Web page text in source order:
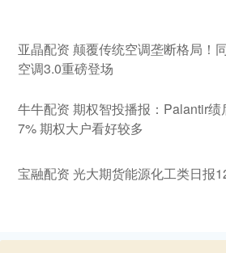
亚晶配资 颠覆传统空调垄断格局！
空调3.0重磅登场
牛牛配资 期权智投播报：Palantir绩
7% 期权大户看好较多
宝融配资 光大期货能源化工类日报